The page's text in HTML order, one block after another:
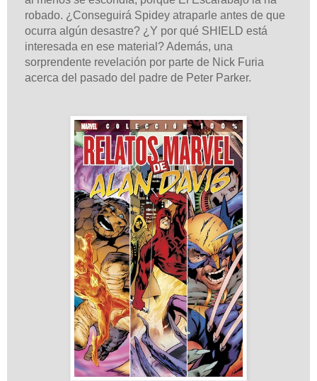
robado. ¿Conseguirá Spidey atraparle antes de que
ocurra algún desastre? ¿Y por qué SHIELD está
interesada en ese material? Además, una
sorprendente revelación por parte de Nick Furia
acerca del pasado del padre de Peter Parker.